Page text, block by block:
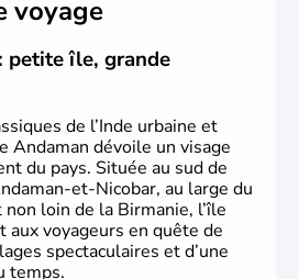
voyage
petite île, grande
de l’Inde urbaine et
Andaman dévoile un visage
du pays. Située au sud de
et-Nicobar, au large du
loin de la Birmanie, l’île
aux voyageurs en quête de
spectaculaires et d’une
temps.